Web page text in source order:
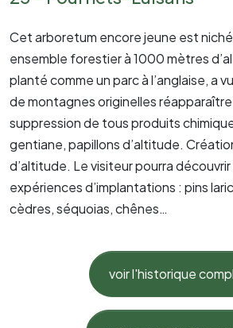
Cet arboretum encore jeune est niché
ensemble forestier à 1000 mètres
planté comme un parc à l’anglaise, a
de montagnes originelles réapparaître
suppression de tous produits
gentiane, papillons d’altitude.
d’altitude. Le visiteur pourra
expériences d’implantations : pins
cèdres, séquoias, chênes…
voir l'historique